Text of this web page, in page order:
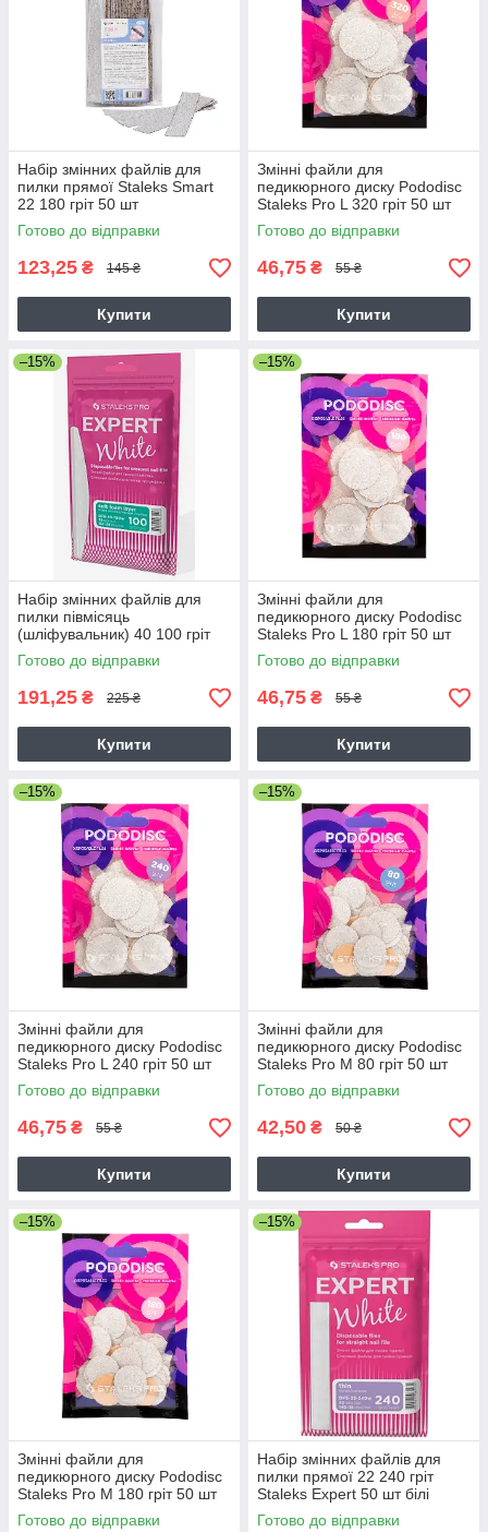
Набір змінних файлів для
пилки прямої Staleks Smart
22 180 гріт 50 шт
Готово до відправки
123,25 ₴ 145 ₴
Купити
Змінні файли для
педикюрного диску Pododisc
Staleks Pro L 320 гріт 50 шт
білі
Готово до відправки
46,75 ₴ 55 ₴
Купити
–15%
Набір змінних файлів для
пилки півмісяць
(шліфувальник) 40 100 гріт
Staleks Expert 30 шт білі
Готово до відправки
191,25 ₴ 225 ₴
Купити
–15%
Змінні файли для
педикюрного диску Pododisc
Staleks Pro L 180 гріт 50 шт
білі
Готово до відправки
46,75 ₴ 55 ₴
Купити
–15%
Змінні файли для
педикюрного диску Pododisc
Staleks Pro L 240 гріт 50 шт
білі
Готово до відправки
46,75 ₴ 55 ₴
Купити
–15%
Змінні файли для
педикюрного диску Pododisc
Staleks Pro M 80 гріт 50 шт
білі
Готово до відправки
42,50 ₴ 50 ₴
Купити
–15%
Змінні файли для
педикюрного диску Pododisc
Staleks Pro M 180 гріт 50 шт
білі
Готово до відправки
–15%
Набір змінних файлів для
пилки прямої 22 240 гріт
Staleks Expert 50 шт білі
Готово до відправки